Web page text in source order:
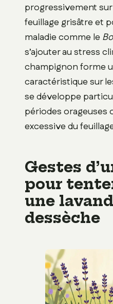
progressivement
feuillage grisâtre et
maladie comme le
s’ajouter au stress
champignon forme
caractéristique sur
se développe
périodes orageuses
excessive du
Gestes
pour
une
dessèche